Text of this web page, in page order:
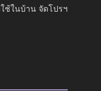
ช้ในบ้าน จัดโปรฯ